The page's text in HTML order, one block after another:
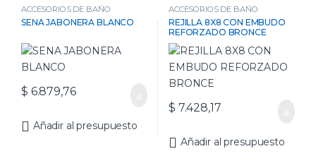
ACCESORIOS DE BAÑO
SENA JABONERA BLANCO
$ 6.879,76
Añadir al presupuesto
ACCESORIOS DE BAÑO
REJILLA 8X8 CON EMBUDO
REFORZADO BRONCE
$ 7.428,17
Añadir al presupuesto